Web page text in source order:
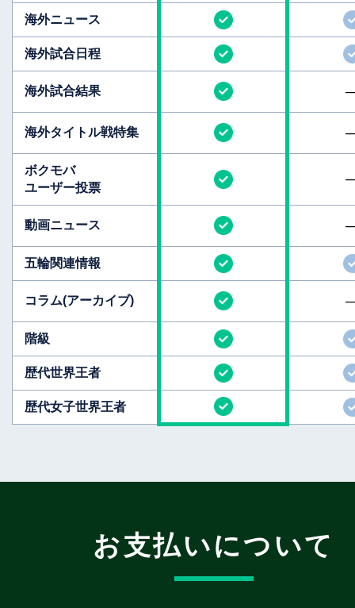
海外ニュース
海外試合日程
海外試合結果
海外タイトル戦特集
ボクモバ
ユーザー投票
動画ニュース
五輪関連情報
コラム(アーカイブ)
階級
歴代世界王者
歴代女子世界王者
お支払いについて